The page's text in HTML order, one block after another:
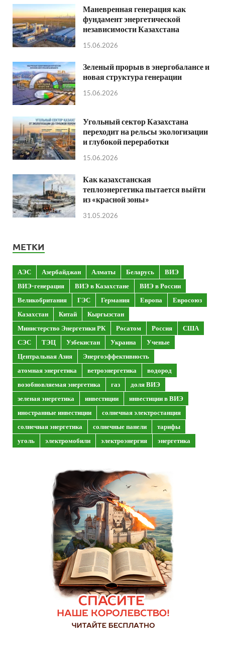
Маневренная генерация как
фундамент энергетической
независимости Казахстана
15.06.2026
Зеленый прорыв в энергобалансе и
новая структура генерации
15.06.2026
Угольный сектор Казахстана
переходит на рельсы экологизации
и глубокой переработки
15.06.2026
Как казахстанская
теплоэнергетика пытается выйти
из «красной зоны»
31.05.2026
МЕТКИ
АЭС Азербайджан Алматы Беларусь
ВИЭ
ВИЭ-генерация
ВИЭ в Казахстане
ВИЭ в России
Великобритания
ГЭС Германия Европа
Евросоюз
Казахстан
Китай
Кыргызстан
Министерство Энергетики РК
Росатом Россия
США
СЭС
ТЭЦ Узбекистан Украина
Ученые
Центральная Азия
Энергоэффективность
атомная энергетика
ветроэнергетика
водород
возобновляемая энергетика
газ
доля ВИЭ
зеленая энергетика
инвестиции
инвестиции в ВИЭ
иностранные инвестиции
солнечная электростанция
солнечная энергетика
солнечные панели
тарифы
уголь
электромобили электроэнергия энергетика